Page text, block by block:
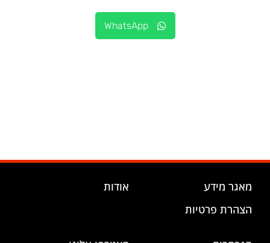
WhatsApp
מאגר מידע
הצהרת פרטיות
אודות